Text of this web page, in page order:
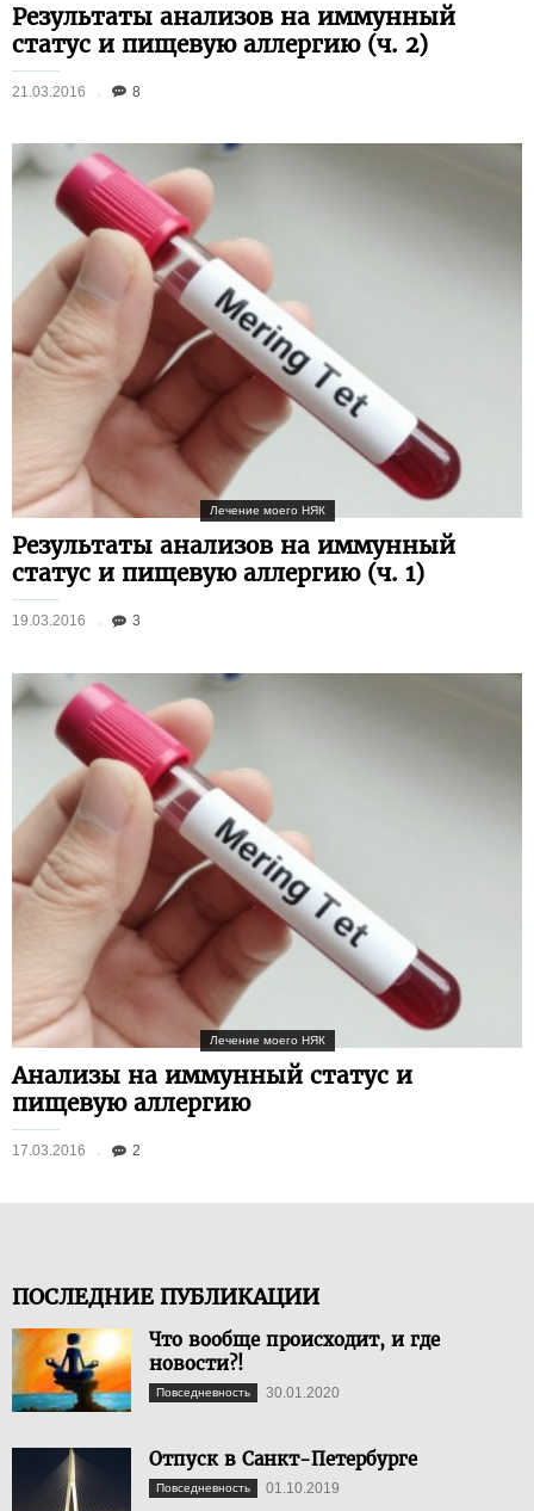
Результаты анализов на иммунный
статус и пищевую аллергию (ч. 2)
21.03.2016 8
Лечение моего НЯК
Результаты анализов на иммунный
статус и пищевую аллергию (ч. 1)
19.03.2016 3
Лечение моего НЯК
Анализы на иммунный статус и
пищевую аллергию
17.03.2016 2
ПОСЛЕДНИЕ ПУБЛИКАЦИИ
Что вообще происходит, и где
новости?!
Повседневность 30.01.2020
Отпуск в Санкт-Петербурге
Повседневность 01.10.2019